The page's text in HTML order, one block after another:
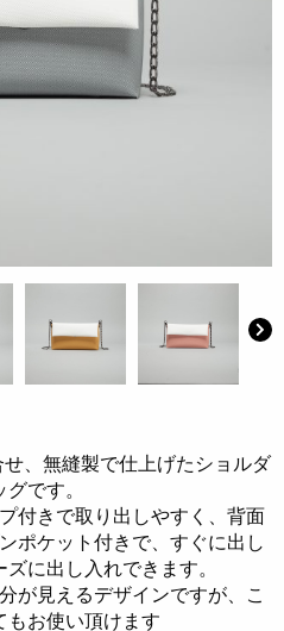
、無縫製で仕上げたショルダ
です。
付きで取り出しやすく、背面
ポケット付きで、すぐに出し
に出し入れできます。
が見えるデザインですが、こ
もお使い頂けます